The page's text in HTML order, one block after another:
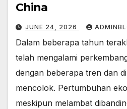
China
JUNE 24, 2026
Dalam beberapa tahun
telah mengalami
dengan beberapa tren dan
mencolok. Pertumbuhan
meskipun melambat